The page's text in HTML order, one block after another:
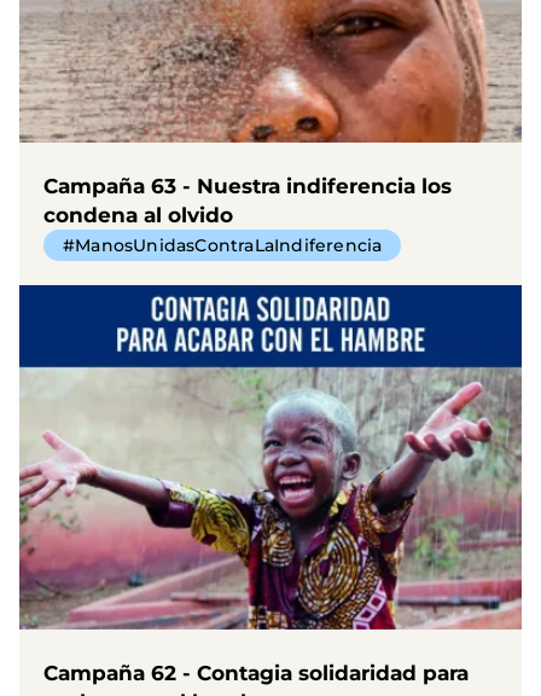
Campaña 63 - Nuestra indiferencia los
condena al olvido
#ManosUnidasContraLaIndiferencia
Campaña 62 - Contagia solidaridad para